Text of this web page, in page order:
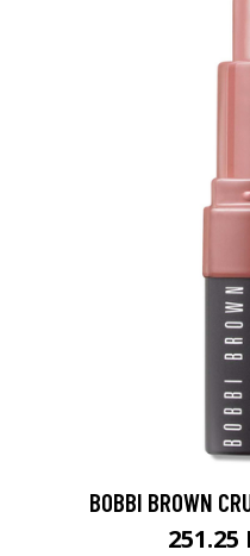
BOBBI BROWN
251.25